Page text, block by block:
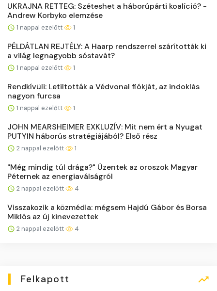
UKRAJNA RETTEG: Széteshet a háborúpárti koalíció? -
Andrew Korbyko elemzése
1 nappal ezelőtt 1
PÉLDÁTLAN REJTÉLY: A Haarp rendszerrel szárították ki
a világ legnagyobb sóstavát?
1 nappal ezelőtt 1
Rendkívüli: Letiltották a Védvonal fiókját, az indoklás
nagyon furcsa
1 nappal ezelőtt 1
JOHN MEARSHEIMER EXKLUZÍV: Mit nem ért a Nyugat
PUTYIN háborús stratégiájából? Első rész
2 nappal ezelőtt 1
"Még mindig túl drága?" Üzentek az oroszok Magyar
Péternek az energiaválságról
2 nappal ezelőtt 4
Visszakozik a közmédia: mégsem Hajdú Gábor és Borsa
Miklós az új kinevezettek
2 nappal ezelőtt 4
Felkapott